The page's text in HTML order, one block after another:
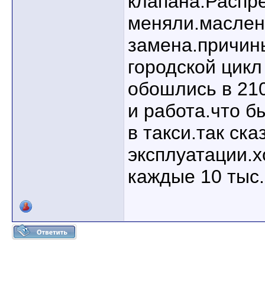
городской
обошлись в
и работа.что
в такси.так
каждые 10 тыс.